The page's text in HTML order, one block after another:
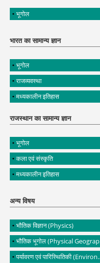
भूगोल
भारत का सामान्य ज्ञान
भूगोल
राजव्यवस्था
मध्यकालीन इतिहास
राजस्थान का सामान्य ज्ञान
भूगोल
कला एवं संस्कृति
मध्यकालीन इतिहास
अन्य विषय
भौतिक विज्ञान (Physics)
भौतिक भूगोल (Physical Geography)
पर्यावरण एवं पारिस्थितिकी (Environment and Ecology)